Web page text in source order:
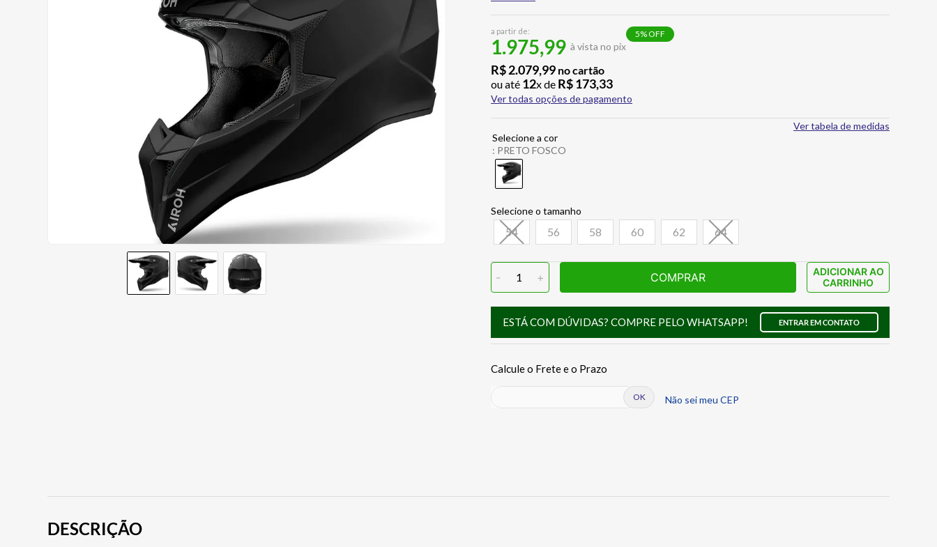
a partir de:
1.975,99 à vista no pix
5% OFF
R$2.079,99 no cartão
ou até 12x de R$173,33
Ver todas opções de pagamento
: PRETO FOSCO
54 56 58 60 62 64
Ver tabela de medidas
- 1 + COMPRAR
ADICIONAR AO
CARRINHO
ESTÁ COM DÚVIDAS? COMPRE PELO WHATSAPP! ENTRAR EM CONTATO
Não sei meu CEP
DESCRIÇÃO
AIROH